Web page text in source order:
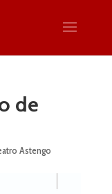
de
Astengo